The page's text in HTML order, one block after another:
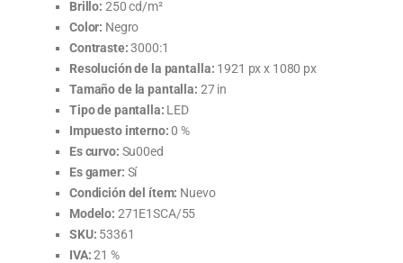
Brillo: 250 cd/m²
Color: Negro
Contraste:3000:1
Resolución de la pantalla: 1921 px x 1080 px
Tamaño de la pantalla: 27 in
Tipo de pantalla: LED
Impuesto interno:0 %
Es curvo: Su00ed
Es gamer: Sí
Condición del ítem: Nuevo
Modelo: 271E1SCA/55
SKU: 53361
IVA:21 %